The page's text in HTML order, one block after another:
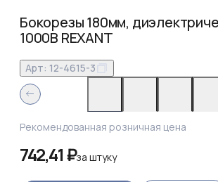
Бокорезы 180мм,
1000В REXANT
Арт: 12-4615-3
Рекомендованная розничная цена
742,41 ₽заштуку